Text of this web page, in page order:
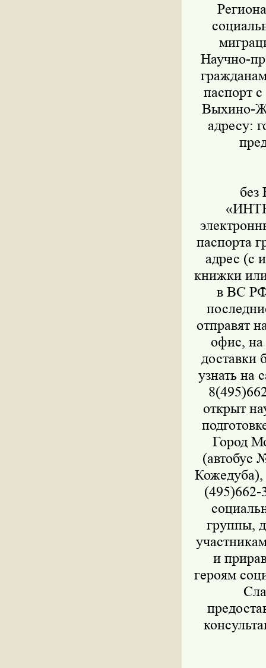
Научно-
паспорт
Выхино-
адресу:
без
паспорта
адрес (с
книжки
в ВС
отправят
офис, на
доставки
узнать на
открыт
Город
(автобус
Кожедуба),
группы,
и
героям